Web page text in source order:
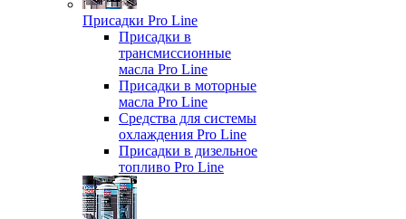
Присадки Pro Line
Присадки в
трансмиссионные
масла Pro Line
Присадки в моторные
масла Pro Line
Средства для системы
охлаждения Pro Line
Присадки в дизельное
топливо Pro Line